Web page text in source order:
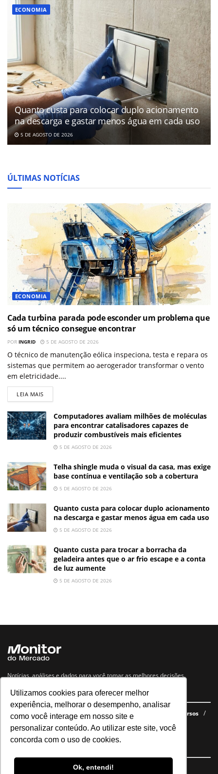
Utilizamos cookies para oferecer melhor
experiência, melhorar o desempenho, analisar
como você interage em nosso site e
personalizar conteúdo. Ao utilizar este site, você
concorda com o uso de cookies.
Ok, entendi!
ECONOMIA
Quanto custa para colocar duplo acionamento
na descarga e gastar menos água em cada uso
5 DE AGOSTO DE 2026
ÚLTIMAS NOTÍCIAS
ECONOMIA
Cada turbina parada pode esconder um problema que
só um técnico consegue encontrar
POR INGRID 5 DE AGOSTO DE 2026
O técnico de manutenção eólica inspeciona, testa e repara os
sistemas que permitem ao aerogerador transformar o vento
em eletricidade....
LEIA MAIS
Computadores avaliam milhões de moléculas
para encontrar catalisadores capazes de
produzir combustíveis mais eficientes
5 DE AGOSTO DE 2026
Telha shingle muda o visual da casa, mas exige
base contínua e ventilação sob a cobertura
5 DE AGOSTO DE 2026
Quanto custa para colocar duplo acionamento
na descarga e gastar menos água em cada uso
5 DE AGOSTO DE 2026
Quanto custa para trocar a borracha da
geladeira antes que o ar frio escape e a conta
de luz aumente
5 DE AGOSTO DE 2026
Notícias, análises e dados para você tomar as melhores decisões.
Navegue no site
Últimas notícias Quem somos E-books gratuitos
Cursos
Política de privacidade